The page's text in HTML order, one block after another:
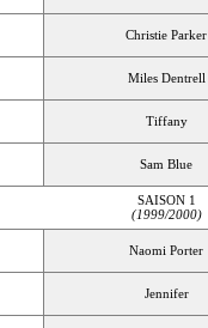
Christie Parker
Miles Dentrell
Tiffany
Sam Blue
SAISON 1
(1999/2000)
Naomi Porter
Jennifer